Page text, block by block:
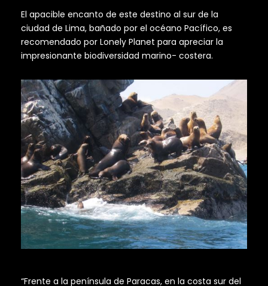
El apacible encanto de este destino al sur de la
ciudad de Lima, bañado por el océano Pacífico, es
recomendado por Lonely Planet para apreciar la
impresionante biodiversidad marino- costera.
“Frente a la península de Paracas, en la costa sur del